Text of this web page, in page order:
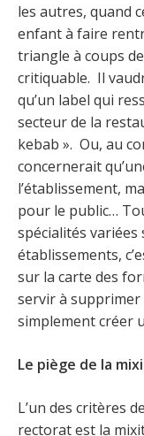
les autres, quand
enfant à faire
triangle à coups
critiquable. Il
qu’un label qui
secteur de la
kebab ». Ou, au
concernerait
l’établissement,
pour le public…
spécialités
établissements,
sur la carte des
servir à supprimer
simplement créer
Le piège de la
L’un des critères
rectorat est la